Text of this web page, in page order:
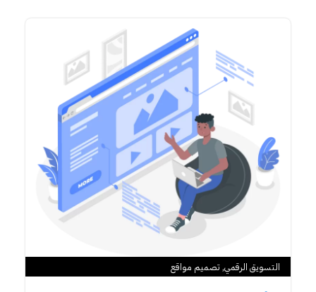
التسويق الرقمي,تصميم مواقع